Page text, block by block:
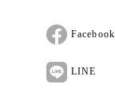
Facebook
LINE